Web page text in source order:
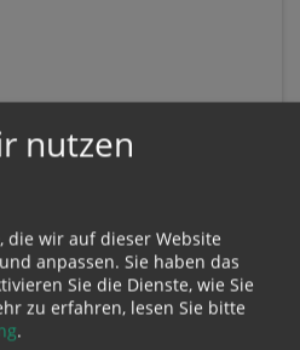
nutzen
die wir auf dieser Website
anpassen. Sie haben das
Sie die Dienste, wie Sie
zu erfahren, lesen Sie bitte
.